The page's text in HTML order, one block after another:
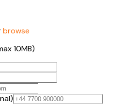
browse
10MB)